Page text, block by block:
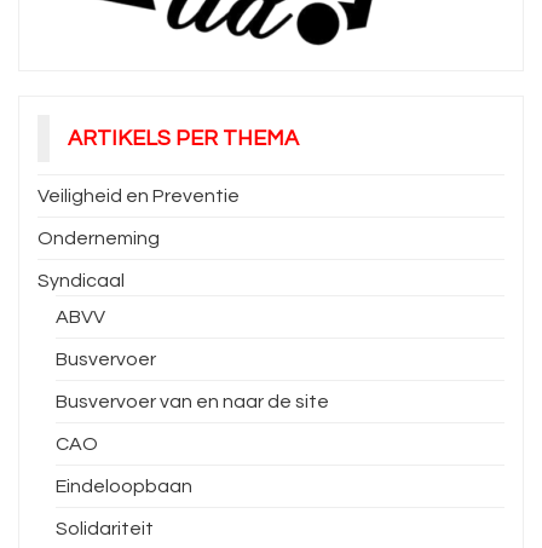
ARTIKELS PER THEMA
Veiligheid en Preventie
Onderneming
Syndicaal
ABVV
Busvervoer
Busvervoer van en naar de site
CAO
Eindeloopbaan
Solidariteit